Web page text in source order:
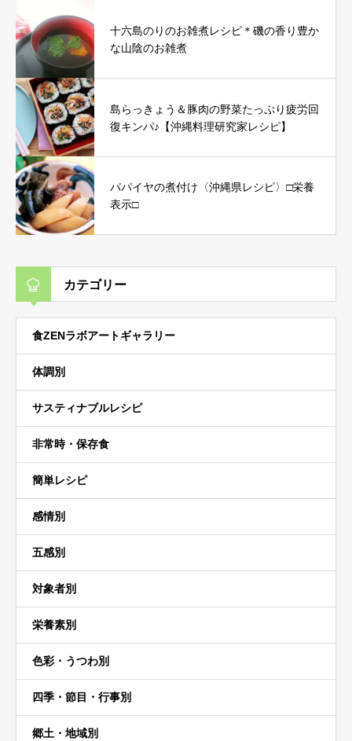
十六島のりのお雑煮レシピ＊磯の香り豊か
な山陰のお雑煮
島らっきょう＆豚肉の野菜たっぷり疲労回
復キンパ♪【沖縄料理研究家レシピ】
パパイヤの煮付け〈沖縄県レシピ〉□栄養
表示□
カテゴリー
食ZENラボアートギャラリー
体調別
サスティナブルレシピ
非常時・保存食
簡単レシピ
感情別
五感別
対象者別
栄養素別
色彩・うつわ別
四季・節目・行事別
郷土・地域別